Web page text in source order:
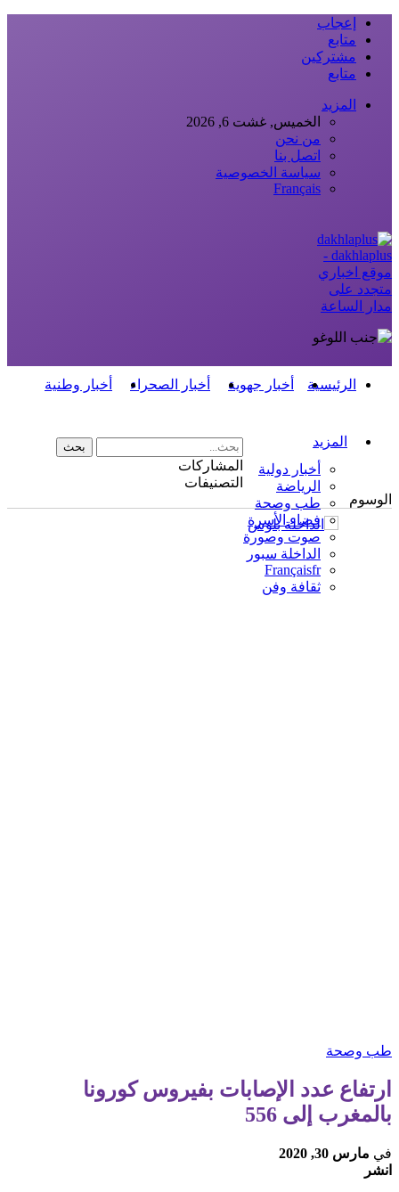
إعجاب
متابع
مشتركين
متابع
المزيد
الخميس, غشت 6, 2026
من نحن
اتصل بنا
سياسة الخصوصية
Français
dakhlaplus -
موقع اخباري
متجدد على
مدار الساعة
الرئيسية أخبار جهوية أخبار الصحراء أخبار وطنية
المزيد
أخبار دولية
الرياضة
طب وصحة
فضاء الأسرة
صوت وصورة
الداخلة سبور
Françaisfr
ثقافة وفن
المشاركات
التصنيفات
الوسوم
طب وصحة
ارتفاع عدد الإصابات بفيروس كورونا
بالمغرب إلى 556
في مارس 30, 2020
انشر